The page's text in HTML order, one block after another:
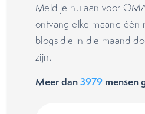
Meld je nu aan voor
ontvang elke maand één
blogs die in die maand
zijn.
Meer dan3979 mensen